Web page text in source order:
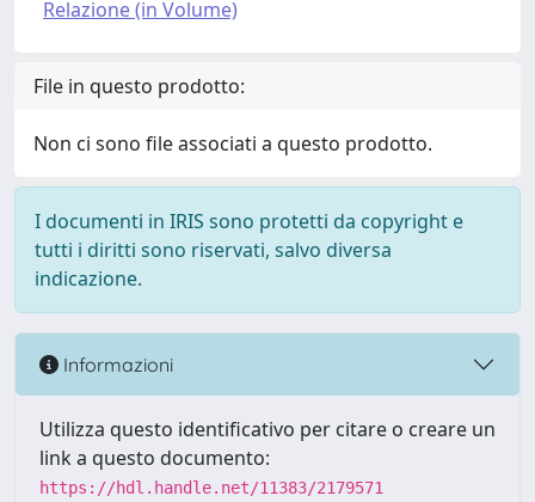
Relazione (in Volume)
File in questo prodotto:
Non ci sono file associati a questo prodotto.
I documenti in IRIS sono protetti da copyright e
tutti i diritti sono riservati, salvo diversa
indicazione.
Informazioni
Utilizza questo identificativo per citare o creare un
link a questo documento:
https://hdl.handle.net/11383/2179571